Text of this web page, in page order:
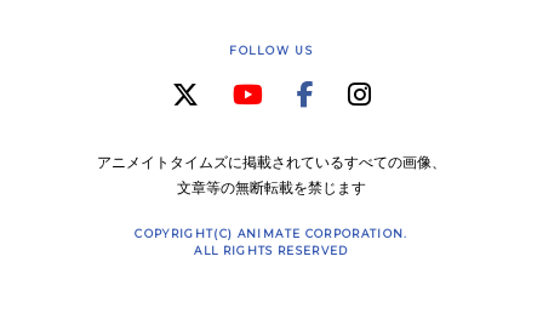
FOLLOW US
アニメイトタイムズに掲載されているすべての画像、
文章等の無断転載を禁じます
COPYRIGHT(C) ANIMATE CORPORATION.
ALL RIGHTS RESERVED